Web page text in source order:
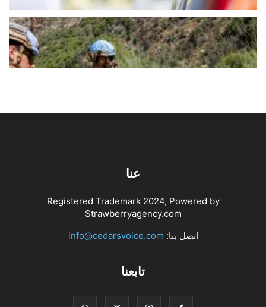
عسكر بريطاني مكان الفرنسيين..
والفصل السابع حاضر؟
اخبار محلية أغسطس 10, 2026
عنا
Registered Trademark 2024, Powered by
Strawberryagency.com
اتصل بنا: info@cedarsvoice.com
تابعنا